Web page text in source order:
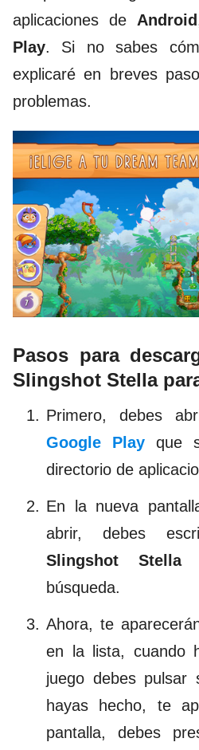
aplicaciones de Android
Play. Si no sabes
explicaré en breves
problemas.
Pasos para
Slingshot Stella
Primero, debes
Google Play que
directorio de
En la nueva
abrir, debes
Slingshot Stella
búsqueda.
Ahora, te
en la lista, cuando
juego debes pulsar
hayas hecho, te
pantalla, debes